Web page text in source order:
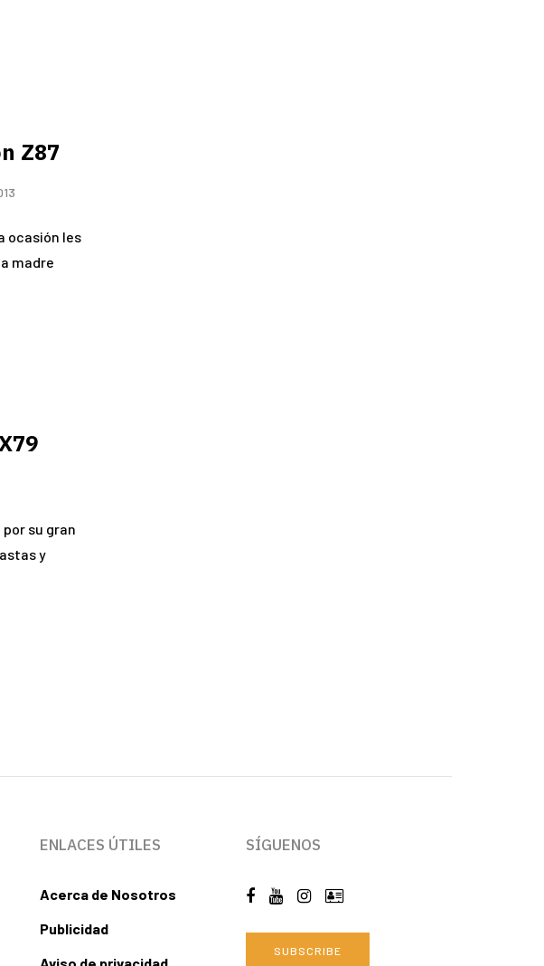
Z87
ocasión les
madre
su gran
y
ENLACES ÚTILES
Acerca de Nosotros
Publicidad
SÍGUENOS
SUBSCRIBE